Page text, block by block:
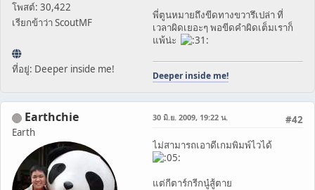
โพสต์: 30,422
เรียกข้าว่า ScoutMF
ที่อยู่: Deeper inside me!
พี่ตูนหมายถึงขีดทางขวารึเปล่า ที่
เวลาผิดเยอะๆ พอขีดคำผิดเต็มเราก็
แพ้น่ะ
Deeper inside me!
Earthchie
Earth
#42
30 มิ.ย. 2009, 19:22 น.
ไม่สามารถเอาดีเกมพิมพ์ไวได้
แต่กีตาร์กรีกนู๋สู้ตาย